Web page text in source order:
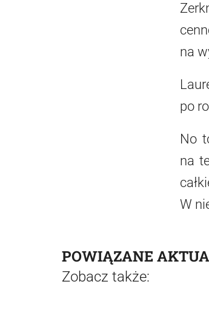
na
po
No
na
W
POWIĄZANE
Zobacz także: